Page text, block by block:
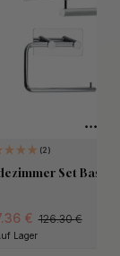
2
Set Base
126.30
Lager